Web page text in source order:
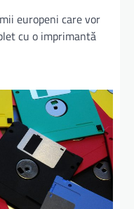
europeni care vor
cu o imprimantă